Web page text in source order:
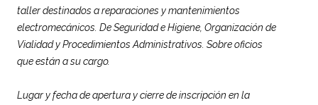
taller destinados a reparaciones y mantenimientos
electromecánicos. De Seguridad e Higiene, Organización de
Vialidad y Procedimientos Administrativos. Sobre oficios
que están a su cargo.
Lugar y fecha de apertura y cierre de inscripción en la